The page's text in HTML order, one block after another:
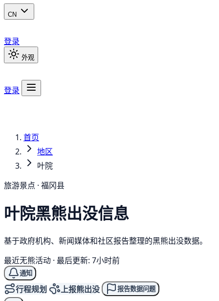
CN
登录
外观
登录
首页
地区
叶院
旅游景点 · 福冈县
叶院黑熊出没信息
基于政府机构、新闻媒体和社区报告整理的黑熊出没数据。
最近无熊活动 · 最后更新: 7小时前
通知
行程规划 上报熊出没 报告数据问题